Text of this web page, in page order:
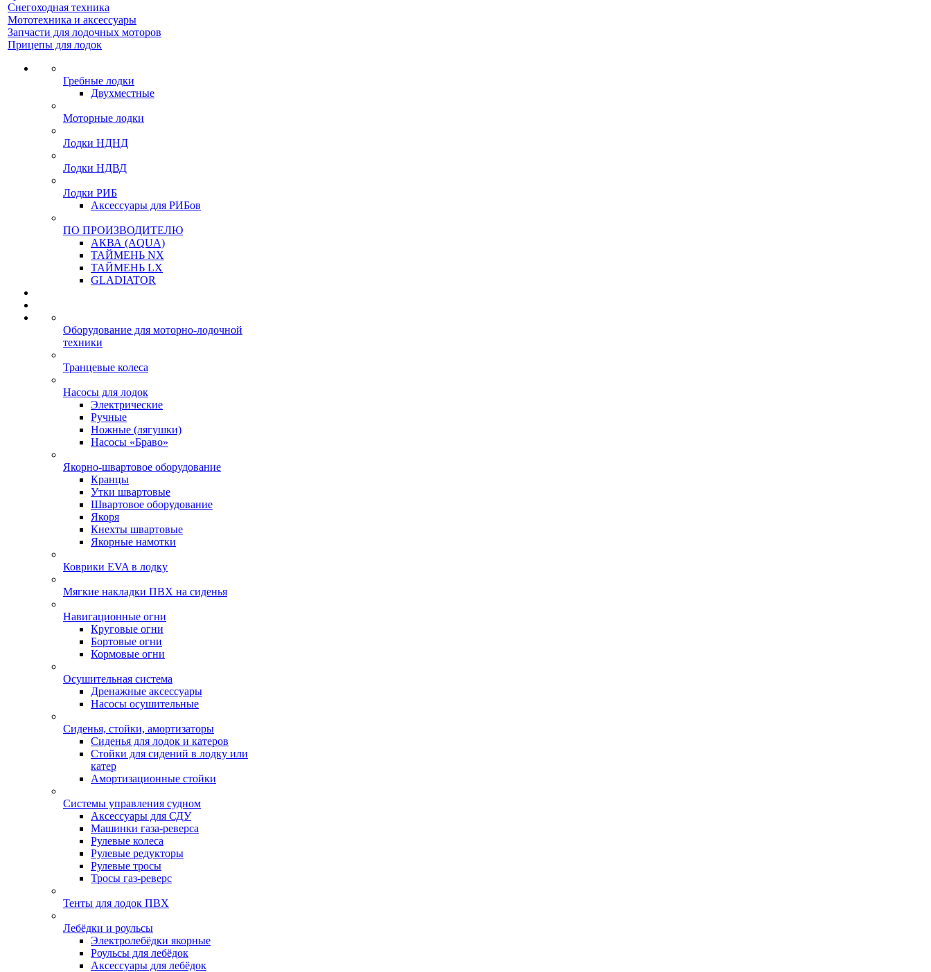
Снегоходная техника
Мототехника и аксессуары
Запчасти для лодочных моторов
Прицепы для лодок
Гребные лодки
Двухместные
Моторные лодки
Лодки НДНД
Лодки НДВД
Лодки РИБ
Аксессуары для РИБов
ПО ПРОИЗВОДИТЕЛЮ
АКВА (AQUA)
ТАЙМЕНЬ NX
ТАЙМЕНЬ LX
GLADIATOR
Оборудование для моторно-лодочной
техники
Транцевые колеса
Насосы для лодок
Электрические
Ручные
Ножные (лягушки)
Насосы «Браво»
Якорно-швартовое оборудование
Кранцы
Утки швартовые
Швартовое оборудование
Якоря
Кнехты швартовые
Якорные намотки
Коврики EVA в лодку
Мягкие накладки ПВХ на сиденья
Навигационные огни
Круговые огни
Бортовые огни
Кормовые огни
Осушительная система
Дренажные аксессуары
Насосы осушительные
Сиденья, стойки, амортизаторы
Сиденья для лодок и катеров
Стойки для сидений в лодку или
катер
Амортизационные стойки
Системы управления судном
Аксессуары для СДУ
Машинки газа-реверса
Рулевые колеса
Рулевые редукторы
Рулевые тросы
Тросы газ-реверс
Тенты для лодок ПВХ
Лебёдки и роульсы
Электролебёдки якорные
Роульсы для лебёдок
Аксессуары для лебёдок